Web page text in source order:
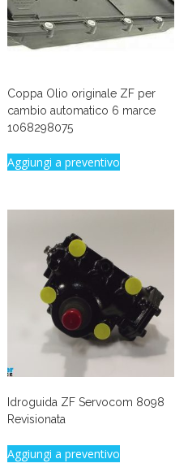
Coppa Olio originale ZF per
cambio automatico 6 marce
1068298075
Aggiungi a preventivo
Idroguida ZF Servocom 8098
Revisionata
Aggiungi a preventivo